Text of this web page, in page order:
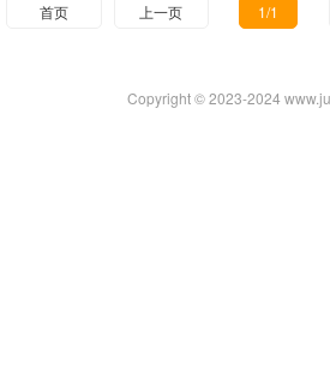
首页 上一页 1/1
Copyright © 2023-2024